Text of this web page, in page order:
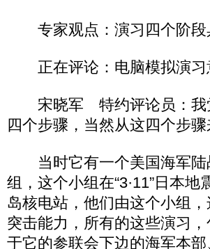
专家观点：演习四个阶段
正在评论：电脑模拟演习
宋晓军 特约评论员：我
四个步骤，当然从这四个步
当时它有一个美国海军陆
组，这个小组在“3·11”日本
岛核电站，他们由这个小组
突击能力，所有的这些演习
于它的参联会下边的海军本